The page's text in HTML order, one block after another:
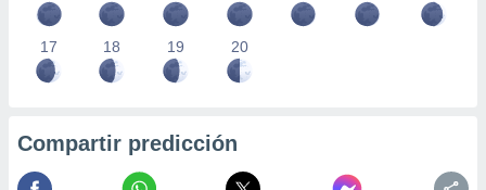
17 18 19 20
Compartir predicción